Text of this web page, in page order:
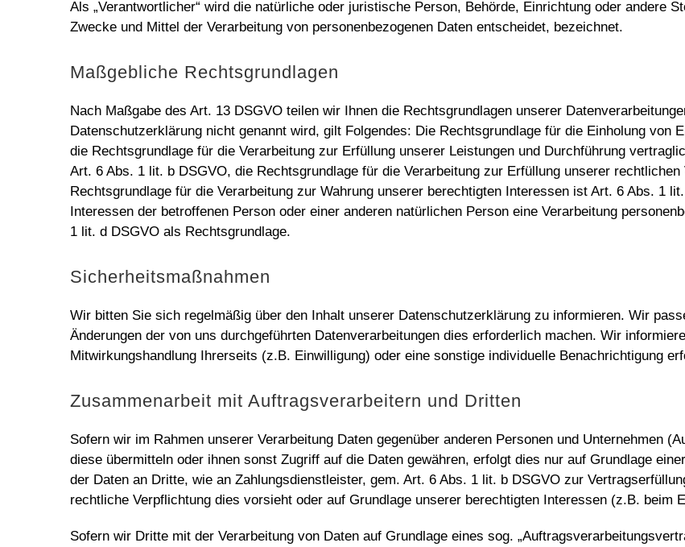
Als „Verantwortlicher“ wird die natürliche oder juristische Person, Behörde, Einrichtung oder andere
Zwecke und Mittel der Verarbeitung von personenbezogenen Daten entscheidet, bezeichnet.
Maßgebliche Rechtsgrundlagen
Nach Maßgabe des Art. 13 DSGVO teilen wir Ihnen die Rechtsgrundlagen unserer
Datenschutzerklärung nicht genannt wird, gilt Folgendes: Die Rechtsgrundlage für die Einholung von
die Rechtsgrundlage für die Verarbeitung zur Erfüllung unserer Leistungen und Durchführung
Art. 6 Abs. 1 lit. b DSGVO, die Rechtsgrundlage für die Verarbeitung zur Erfüllung unserer
Rechtsgrundlage für die Verarbeitung zur Wahrung unserer berechtigten Interessen ist Art. 6 Abs. 1
Interessen der betroffenen Person oder einer anderen natürlichen Person eine Verarbeitung
1 lit. d DSGVO als Rechtsgrundlage.
Sicherheitsmaßnahmen
Wir bitten Sie sich regelmäßig über den Inhalt unserer Datenschutzerklärung zu informieren. Wir
Änderungen der von uns durchgeführten Datenverarbeitungen dies erforderlich machen. Wir
Mitwirkungshandlung Ihrerseits (z.B. Einwilligung) oder eine sonstige individuelle Benachrichtigung
Zusammenarbeit mit Auftragsverarbeitern und Dritten
Sofern wir im Rahmen unserer Verarbeitung Daten gegenüber anderen Personen und Unternehmen
diese übermitteln oder ihnen sonst Zugriff auf die Daten gewähren, erfolgt dies nur auf Grundlage
der Daten an Dritte, wie an Zahlungsdienstleister, gem. Art. 6 Abs. 1 lit. b DSGVO zur
rechtliche Verpflichtung dies vorsieht oder auf Grundlage unserer berechtigten Interessen (z.B. beim
Sofern wir Dritte mit der Verarbeitung von Daten auf Grundlage eines sog.